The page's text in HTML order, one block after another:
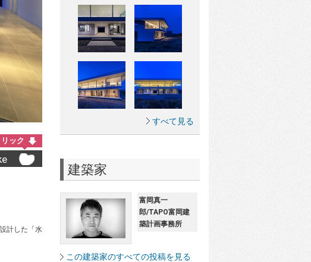
ック
計した「水
すべて見る
建築家
富岡真一
郎/TAPO富岡建
築計画事務所
この建築家のすべての投稿を見る